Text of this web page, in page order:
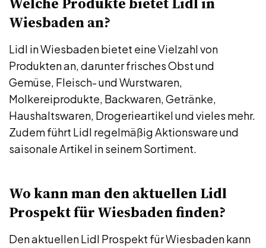
Wiesbaden an?
Lidl in Wiesbaden bietet eine Vielzahl von
Produkten an, darunter frisches Obst und
Gemüse, Fleisch- und Wurstwaren,
Molkereiprodukte, Backwaren, Getränke,
Haushaltswaren, Drogerieartikel und vieles mehr.
Zudem führt Lidl regelmäßig Aktionsware und
saisonale Artikel in seinem Sortiment.
Wo kann man den aktuellen Lidl
Prospekt für Wiesbaden finden?
Den aktuellen Lidl Prospekt für Wiesbaden kann